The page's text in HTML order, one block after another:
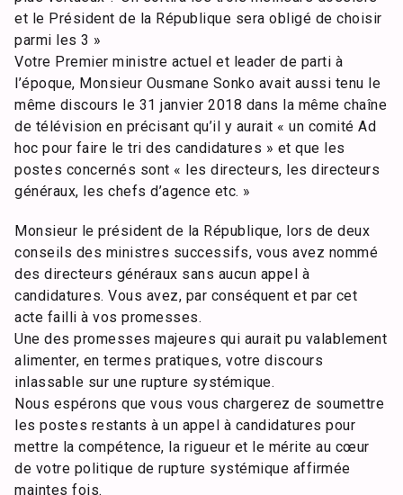
et le Président de la République sera obligé de choisir
parmi les 3 »
Votre Premier ministre actuel et leader de parti à
l’époque, Monsieur Ousmane Sonko avait aussi tenu le
même discours le 31 janvier 2018 dans la même chaîne
de télévision en précisant qu’il y aurait « un comité Ad
hoc pour faire le tri des candidatures » et que les
postes concernés sont « les directeurs, les directeurs
généraux, les chefs d’agence etc. »
Monsieur le président de la République, lors de deux
conseils des ministres successifs, vous avez nommé
des directeurs généraux sans aucun appel à
candidatures. Vous avez, par conséquent et par cet
acte failli à vos promesses.
Une des promesses majeures qui aurait pu valablement
alimenter, en termes pratiques, votre discours
inlassable sur une rupture systémique.
Nous espérons que vous vous chargerez de soumettre
les postes restants à un appel à candidatures pour
mettre la compétence, la rigueur et le mérite au cœur
de votre politique de rupture systémique affirmée
maintes fois.